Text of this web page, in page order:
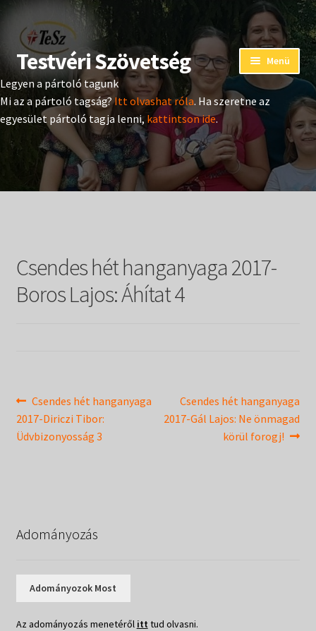
Ugrás
a
navigációhoz
Kilépés
a
tartalomba
Testvéri Szövetség Menü
Eseménynaptár
Adományozás
Pártoló tag belépés
Kiadványok
Expand
Legyen a pártoló tagunk
Mi az a pártoló tagság?Itt olvashat róla. Ha szeretne az
egyesület pártoló tagja lenni, kattintson ide.
Csendes hét hanganyaga 2017-
Boros Lajos: Áhítat 4
Bejegyzés
navigáció
Previous
post:
Csendes hét hanganyaga
2017-Diriczi Tibor:
Üdvbizonyosság 3
Next
post:
Csendes hét hanganyaga
2017-Gál Lajos: Ne önmagad
körül forogj!
Adományozás
Adományozok Most
Az adományozás menetéről itt tud olvasni.